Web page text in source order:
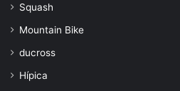
Squash
Mountain Bike
ducross
Hípica